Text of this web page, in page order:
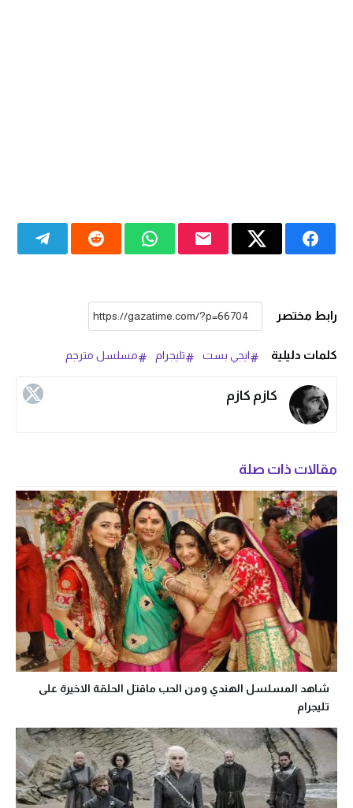
رابط مختصر
كلمات دليلية ايجي بست تليجرام مسلسل مترجم
كازم كازم
مقالات ذات صلة
شاهد المسلسل الهندي ومن الحب ماقتل الحلقة الاخيرة على
تليجرام